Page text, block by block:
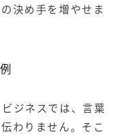
決め手を増やせま
ジネスでは、言葉
わりません。そこ